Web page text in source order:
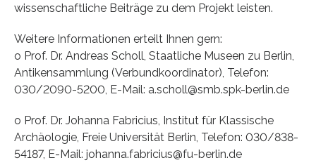
wissenschaftliche Beiträge zu dem Projekt leisten.
Weitere Informationen erteilt Ihnen gern:
o Prof. Dr. Andreas Scholl, Staatliche Museen zu Berlin,
Antikensammlung (Verbundkoordinator), Telefon:
030/2090-5200, E-Mail: a.scholl@smb.spk-berlin.de
o Prof. Dr. Johanna Fabricius, Institut für Klassische
Archäologie, Freie Universität Berlin, Telefon: 030/838-
54187, E-Mail: johanna.fabricius@fu-berlin.de